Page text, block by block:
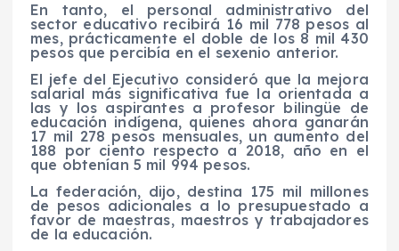
En tanto, el personal administrativo del
sector educativo recibirá 16 mil 778 pesos al
mes, prácticamente el doble de los 8 mil 430
pesos que percibía en el sexenio anterior.
El jefe del Ejecutivo consideró que la mejora
salarial más significativa fue la orientada a
las y los aspirantes a profesor bilingüe de
educación indígena, quienes ahora ganarán
17 mil 278 pesos mensuales, un aumento del
188 por ciento respecto a 2018, año en el
que obtenían 5 mil 994 pesos.
La federación, dijo, destina 175 mil millones
de pesos adicionales a lo presupuestado a
favor de maestras, maestros y trabajadores
de la educación.